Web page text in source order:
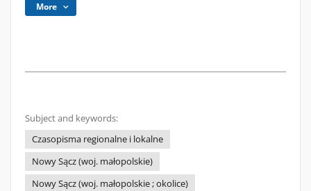
More
Subject and keywords:
Czasopisma regionalne i lokalne
Nowy Sącz (woj. małopolskie)
Nowy Sącz (woj. małopolskie ; okolice)